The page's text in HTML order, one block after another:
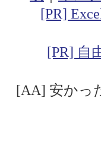
[PR]
[PR] 自
[AA] 安かっ